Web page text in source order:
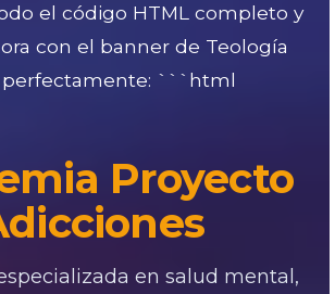
el código HTML completo y
con el banner de Teología
perfectamente: ```html
Proyecto
en salud mental,